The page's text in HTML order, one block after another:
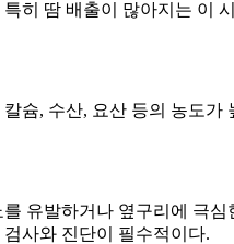
땀 배출이 많아지는 이
슘, 수산, 요산 등의 농도
유발하거나 옆구리에 극
사와 진단이 필수적이다.